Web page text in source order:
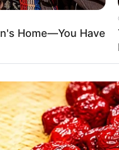
Home—You Have